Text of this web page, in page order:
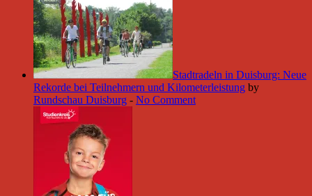
Stadtradeln in Duisburg: Neue
Rekorde bei Teilnehmern und Kilometerleistung by
Rundschau Duisburg - No Comment